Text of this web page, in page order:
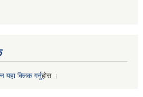
यहा क्लिक गर्नुहाेस ।